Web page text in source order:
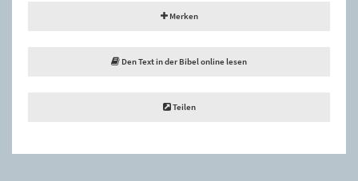
Merken
Den Text in der Bibel online lesen
Teilen